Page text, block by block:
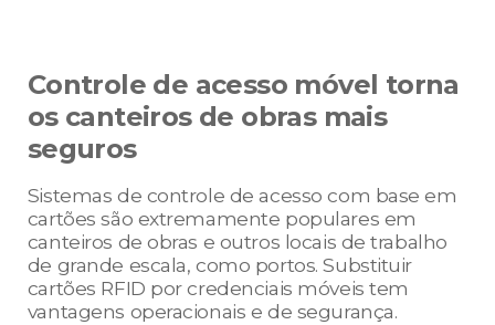
Controle de acesso móvel torna
os canteiros de obras mais
seguros
Sistemas de controle de acesso com base em
cartões são extremamente populares em
canteiros de obras e outros locais de trabalho
de grande escala, como portos. Substituir
cartões RFID por credenciais móveis tem
vantagens operacionais e de segurança.